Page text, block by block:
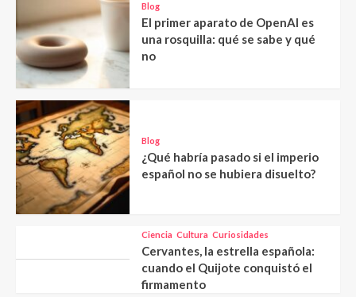
Blog
El primer aparato de OpenAI es
una rosquilla: qué se sabe y qué
no
Blog
¿Qué habría pasado si el imperio
español no se hubiera disuelto?
Ciencia Cultura Curiosidades
Cervantes, la estrella española:
cuando el Quijote conquistó el
firmamento